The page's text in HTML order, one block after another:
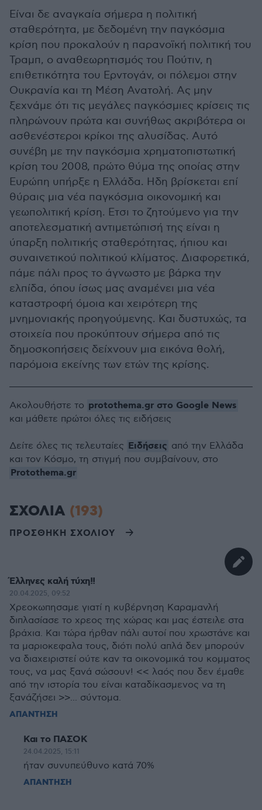
Είναι δε αναγκαία σήμερα η πολιτική
σταθερότητα, με δεδομένη την παγκόσμια
κρίση που προκαλούν η παρανοϊκή πολιτική του
Τραμπ, ο αναθεωρητισμός του Πούτιν, η
επιθετικότητα του Ερντογάν, οι πόλεμοι στην
Ουκρανία και τη Μέση Ανατολή. Ας μην
ξεχνάμε ότι τις μεγάλες παγκόσμιες κρίσεις τις
πληρώνουν πρώτα και συνήθως ακριβότερα οι
ασθενέστεροι κρίκοι της αλυσίδας. Αυτό
συνέβη με την παγκόσμια χρηματοπιστωτική
κρίση του 2008, πρώτο θύμα της οποίας στην
Ευρώπη υπήρξε η Ελλάδα. Ηδη βρίσκεται επί
θύραις μια νέα παγκόσμια οικονομική και
γεωπολιτική κρίση. Ετσι το ζητούμενο για την
αποτελεσματική αντιμετώπισή της είναι η
ύπαρξη πολιτικής σταθερότητας, ήπιου και
συναινετικού πολιτικού κλίματος. Διαφορετικά,
πάμε πάλι προς το άγνωστο με βάρκα την
ελπίδα, όπου ίσως μας αναμένει μια νέα
καταστροφή όμοια και χειρότερη της
μνημονιακής προηγούμενης. Και δυστυχώς, τα
στοιχεία που προκύπτουν σήμερα από τις
δημοσκοπήσεις δείχνουν μια εικόνα θολή,
παρόμοια εκείνης των ετών της κρίσης.
Ακολουθήστε το protothema.gr στο Google News
και μάθετε πρώτοι όλες τις ειδήσεις
Δείτε όλες τις τελευταίες Ειδήσεις από την Ελλάδα
και τον Κόσμο, τη στιγμή που συμβαίνουν, στο
Protothema.gr
ΣΧΟΛΙΑ (193)
ΠΡΟΣΘΗΚΗ ΣΧΟΛΙΟΥ
Έλληνες καλή τύχη!!
20.04.2025, 09:52
Χρεοκωπησαμε γιατί η κυβέρνηση Καραμανλή
διπλασίασε το χρεος της χώρας και μας έστειλε στα
βράχια. Και τώρα ήρθαν πάλι αυτοί που χρωστάνε και
τα μαριοκεφαλα τους, διότι πολύ απλά δεν μπορούν
να διαχειριστεί ούτε καν τα οικονομικά του κομματος
τους, να μας ξανά σώσουν! << λαός που δεν έμαθε
από την ιστορία του είναι καταδίκασμενος να τη
ξανάζήσει >>... σύντομα.
ΑΠΑΝΤΗΣΗ
Και το ΠΑΣΟΚ
24.04.2025, 15:11
ήταν συνυπεύθυνο κατά 70%
ΑΠΑΝΤΗΣΗ